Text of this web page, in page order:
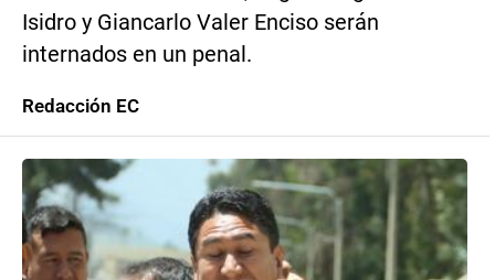
Isidro y Giancarlo Valer Enciso serán
internados en un penal.
Redacción EC